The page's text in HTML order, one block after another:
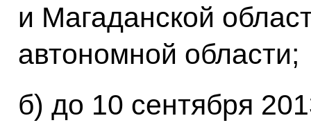
и Магаданской
автономной области;
б) до 10 сентября